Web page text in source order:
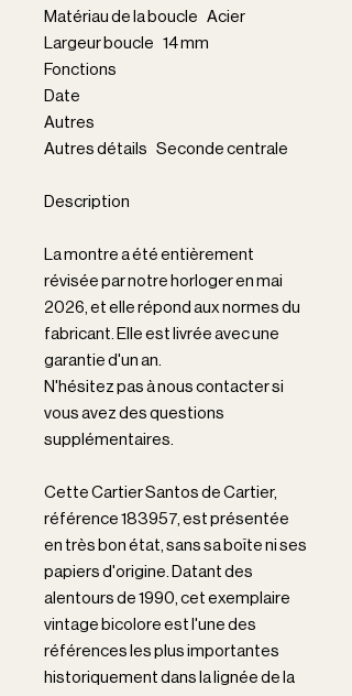
Matériau de la boucle Acier
Largeur boucle 14 mm
Fonctions
Date
Autres
Autres détails Seconde centrale
Description
La montre a été entièrement
révisée par notre horloger en mai
2026, et elle répond aux normes du
fabricant. Elle est livrée avec une
garantie d'un an.
N'hésitez pas à nous contacter si
vous avez des questions
supplémentaires.
Cette Cartier Santos de Cartier,
référence 183957, est présentée
en très bon état, sans sa boîte ni ses
papiers d'origine. Datant des
alentours de 1990, cet exemplaire
vintage bicolore est l'une des
références les plus importantes
historiquement dans la lignée de la